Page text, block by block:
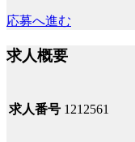
応募へ進む
求人概要
求人番号 1212561